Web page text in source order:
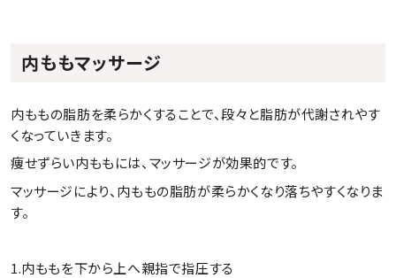
内ももマッサージ
内ももの脂肪を柔らかくすることで、段々と脂肪が代謝されやす
くなっていきます。
痩せずらい内ももには、マッサージが効果的です。
マッサージにより、内ももの脂肪が柔らかくなり落ちやすくなりま
す。
1.内ももを下から上へ親指で指圧する